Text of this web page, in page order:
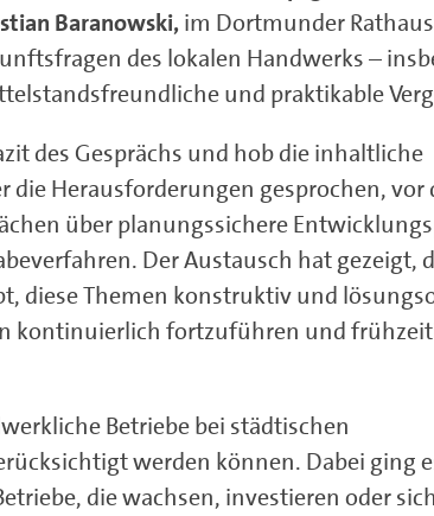
Baranowski,im Dortmunder
des lokalen Handwerks –
und praktikable
des Gesprächs und hob die inhaltliche
Herausforderungen gesprochen, vor
über planungssichere
Der Austausch hat gezeigt,
diese Themen konstruktiv und
kontinuierlich fortzuführen und
Betriebe bei städtischen
werden können. Dabei ging
die wachsen, investieren oder